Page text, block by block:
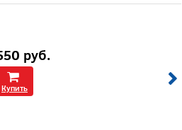
руб.
Купить